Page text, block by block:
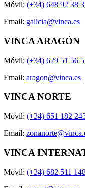
Móvil: (+34) 648 92 38
Email: galicia@vinca.es
VINCA ARAGÓN
Móvil: (+34) 629 51 56
Email: aragon@vinca.es
VINCA NORTE
Móvil: (+34) 651 182
Email:
VINCA
Móvil: (+34) 682 511 148